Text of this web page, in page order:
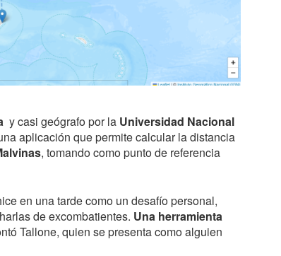
y casi geógrafo por la Universidad Nacional
aplicación que permite calcular la distancia
, tomando como punto de referencia
en una tarde como un desafío personal,
de excombatientes. Una herramienta
Tallone, quien se presenta como alguien